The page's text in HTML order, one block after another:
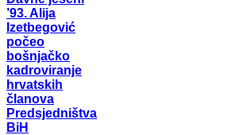
’93. Alija
Izetbegović
počeo
bošnjačko
kadroviranje
hrvatskih
članova
Predsjedništva
BiH